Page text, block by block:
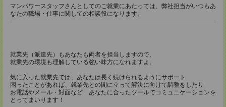
マンパワースタッフさんとしてのご就業にあたっては、弊社担当がいつもあ
なたの職場・仕事に関しての相談役になります。
就業先（派遣先）もあなたも両者を担当しますので、
就業先の環境も理解している強い味方になれますよ。
気に入った就業先では、あなたは長く続けられるようにサポート
困ったことがあれば、就業先との間に立って解決に向けて調整をしたり
お電話やメール・対面など あなたに合ったツールでコミュニケーションを
とってまいります！